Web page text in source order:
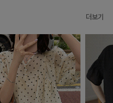
더보기